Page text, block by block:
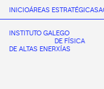
INICIOÁREAS ESTRATÉGICAS
INSTITUTO GALEGO
DE FÍSICA
DE ALTAS ENERXÍAS